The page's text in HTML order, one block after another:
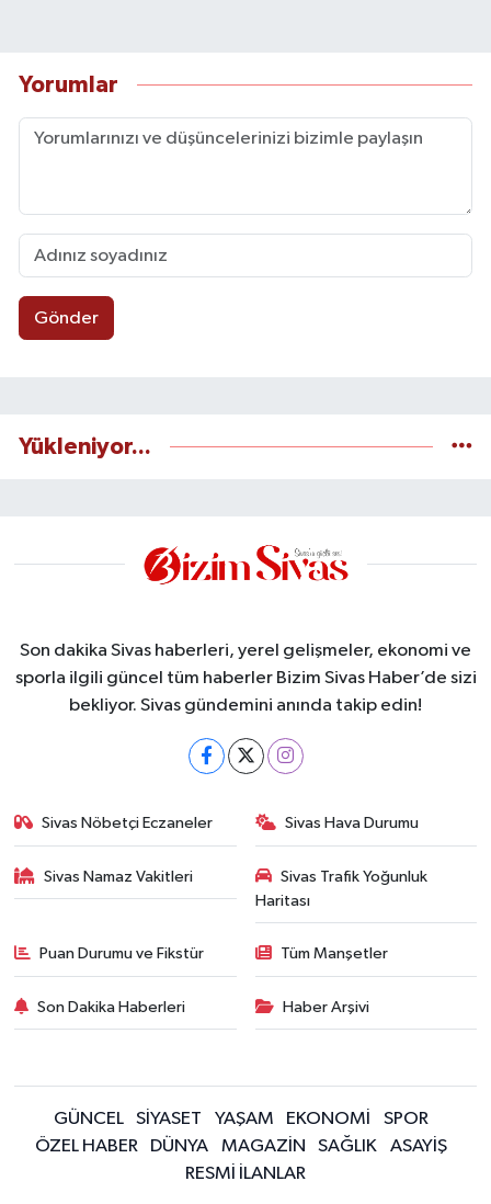
Yorumlar
Gönder
Yükleniyor...
Son dakika Sivas haberleri, yerel gelişmeler, ekonomi ve
sporla ilgili güncel tüm haberler Bizim Sivas Haber’de sizi
bekliyor. Sivas gündemini anında takip edin!
Sivas Nöbetçi Eczaneler Sivas Hava Durumu
Sivas Namaz Vakitleri
Sivas Trafik Yoğunluk
Haritası
Puan Durumu ve Fikstür Tüm Manşetler
Son Dakika Haberleri Haber Arşivi
GÜNCEL SİYASET YAŞAM EKONOMİ
SPOR
ÖZEL HABER
DÜNYA MAGAZİN SAĞLIK
ASAYİŞ
RESMİ İLANLAR